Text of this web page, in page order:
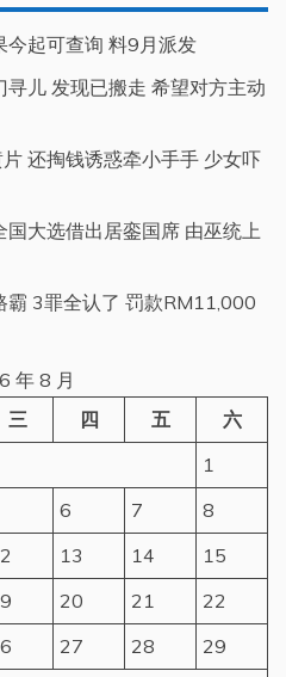
今起可查询 料9月派发
儿 发现已搬走 希望对方主动
还掏钱诱惑牵小手手 少女吓
大选借出居銮国席 由巫统上
霸 3罪全认了 罚款RM11,000
年 8 月
三 四 五
六
1
6 7
8
13 14
15
20 21
22
27 28
29